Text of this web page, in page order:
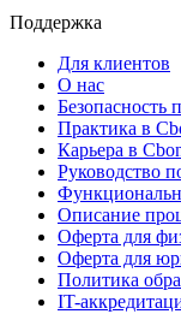
Поддержка
Для клиентов
О нас
Безопасность
Практика в
Карьера в
Руководство
Описание
Оферта для
Оферта для
Политика
IT-